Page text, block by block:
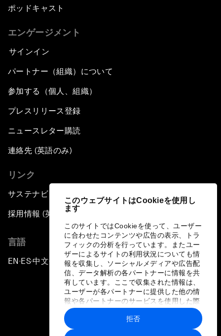
このウェブサイトはCookieを使用し
ます
このサイトではCookieを使って、ユーザー
に合わせたコンテンツや広告の表示、トラ
フィックの分析を行っています。またユー
ザーによるサイトの利用状況についても情
報を収集し、ソーシャルメディアや広告配
信、データ解析の各パートナーに情報を共
有しています。ここで収集された情報は、
ユーザーが各パートナーに提供した他の情
報や各パートナーのサービスを使用した際
に収集された情報と組み合わされ、各パー
トナーによって使用されることがありま
す。
拒否
ポッドキャスト
エンゲージメント
サインイン
パートナー（組織）について
参加する（個人、組織）
プレスリリース登録
ニュースレター購読
連絡先 (英語のみ)
リンク
サステナビリティへの取り組み
採用情報 (英語のみ)
言語
EN ▪ES▪中文▪ 日本語
プライバシーポリシーと利用規約